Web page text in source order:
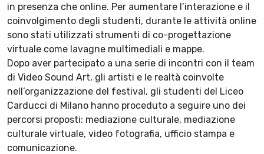
in presenza che online. Per aumentare l’interazione e il
coinvolgimento degli studenti, durante le attività online
sono stati utilizzati strumenti di co-progettazione
virtuale come lavagne multimediali e mappe.
Dopo aver partecipato a una serie di incontri con il team
di Video Sound Art, gli artisti e le realtà coinvolte
nell’organizzazione del festival, gli studenti del Liceo
Carducci di Milano hanno proceduto a seguire uno dei
percorsi proposti: mediazione culturale, mediazione
culturale virtuale, video fotografia, ufficio stampa e
comunicazione.